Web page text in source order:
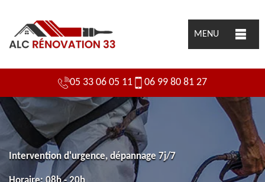
MENU
05 33 06 05 11 06 99 80 81 27
Intervention d'urgence, dépannage 7j/7